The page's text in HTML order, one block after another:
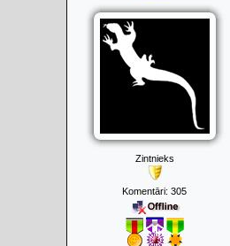
Zintnieks
Komentāri: 305